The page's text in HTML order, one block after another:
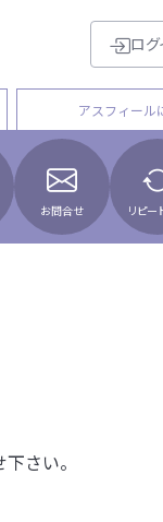
ロ
アスフィール
お問合せ リピー
さい。